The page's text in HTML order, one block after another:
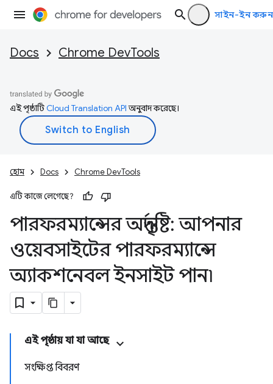
সাইন-ইন করুন
Docs Chrome DevTools
এই পৃষ্ঠাটিCloud Translation APIঅনুবাদ করেছে।
হোম Docs Chrome DevTools
এটি কাজে লেগেছে?
পারফরম্যান্সের অন্তর্দৃষ্টি: আপনার
ওয়েবসাইটের পারফরম্যান্সে
অ্যাকশনেবল ইনসাইট পান৷
এই পৃষ্ঠায় যা যা আছে
সংক্ষিপ্ত বিবরণ